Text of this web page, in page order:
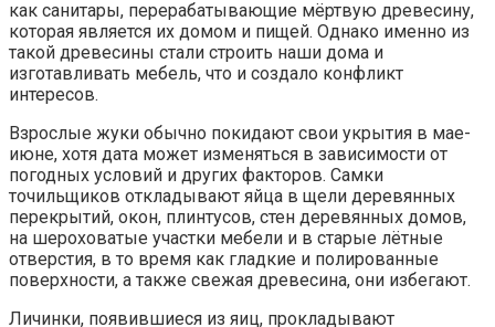
как санитары, перерабатывающие мёртвую древесину,
которая является их домом и пищей. Однако именно из
такой древесины стали строить наши дома и
изготавливать мебель, что и создало конфликт
интересов.
Взрослые жуки обычно покидают свои укрытия в мае-
июне, хотя дата может изменяться в зависимости от
погодных условий и других факторов. Самки
точильщиков откладывают яйца в щели деревянных
перекрытий, окон, плинтусов, стен деревянных домов,
на шероховатые участки мебели и в старые лётные
отверстия, в то время как гладкие и полированные
поверхности, а также свежая древесина, они избегают.
Личинки, появившиеся из яиц, прокладывают